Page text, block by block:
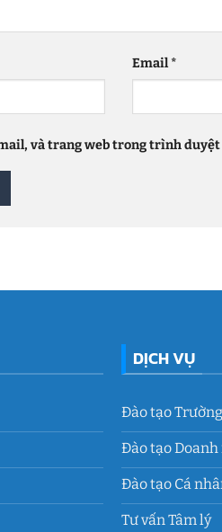
Email*
và trang web trong trình
DỊCH VỤ
Đào tạo
Đào tạo
Đào tạo Cá
Tư vấn Tâm lý